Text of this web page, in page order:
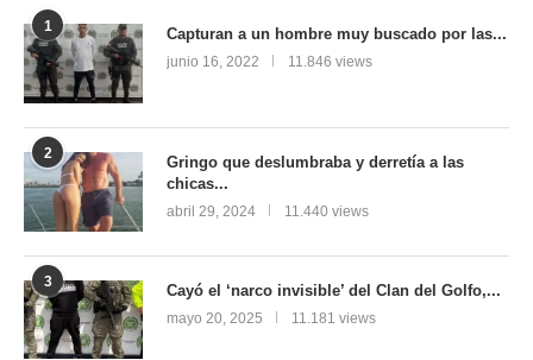
1 Capturan a un hombre muy buscado por las...
junio 16, 2022 11.846 views
2
Gringo que deslumbraba y derretía a las
chicas...
abril 29, 2024 11.440 views
3 Cayó el ‘narco invisible’ del Clan del Golfo,...
mayo 20, 2025 11.181 views